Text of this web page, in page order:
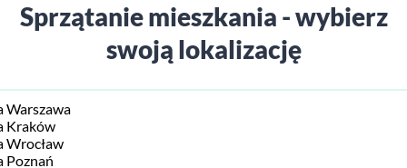
Sprzątanie mieszkania - wybierz
swoją lokalizację
Warszawa
Kraków
Wrocław
Poznań